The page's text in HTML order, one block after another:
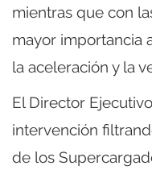
mientras que con
mayor importancia
la aceleración y la
El Director
intervención
de los